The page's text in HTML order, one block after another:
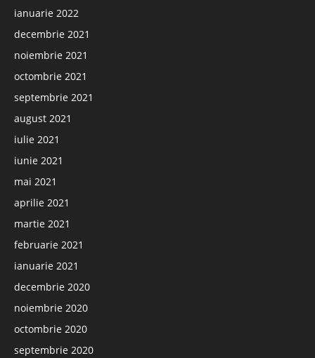
ianuarie 2022
decembrie 2021
noiembrie 2021
octombrie 2021
septembrie 2021
august 2021
iulie 2021
iunie 2021
mai 2021
aprilie 2021
martie 2021
februarie 2021
ianuarie 2021
decembrie 2020
noiembrie 2020
octombrie 2020
septembrie 2020